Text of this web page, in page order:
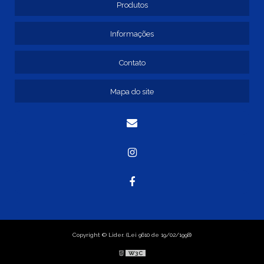
FORNECEDOR DE AUTO PEÇAS PARA CAMINHÃO
Produtos
Informações
Contato
Mapa do site
Copyright © Lider. (Lei 9610 de 19/02/1998)
W3C